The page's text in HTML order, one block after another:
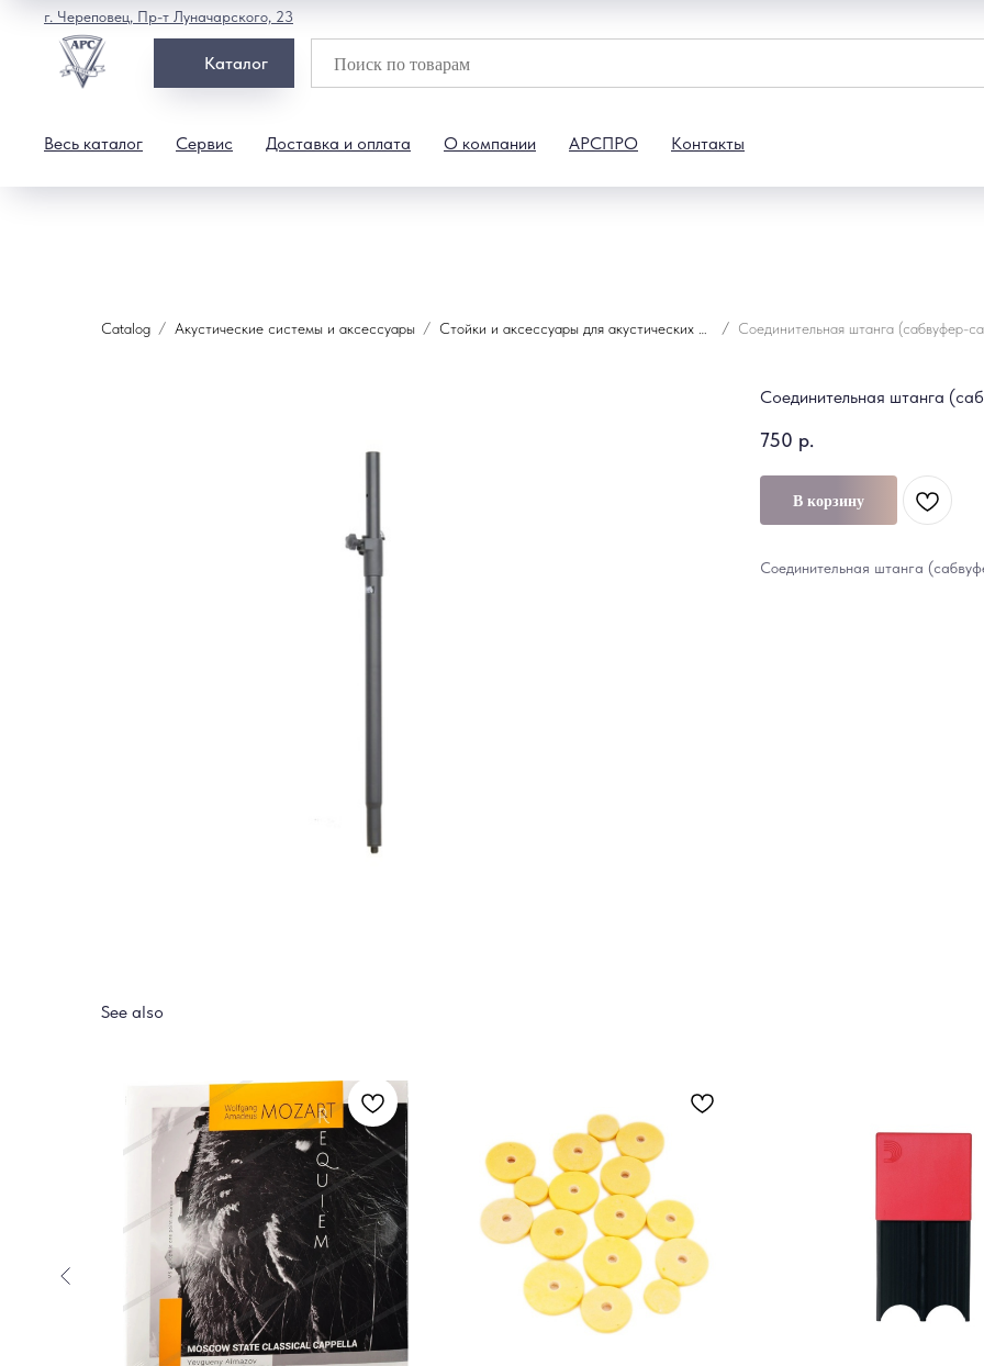
Каталог
Весь каталог Сервис Доставка и оплата О компании АРСПРО Контакты
г. Череповец, Пр-т Луначарского, 23
Catalog Акустические системы и аксессуары
Соединительная штанга
750 р.
В корзину
Соединительная штанга
See also